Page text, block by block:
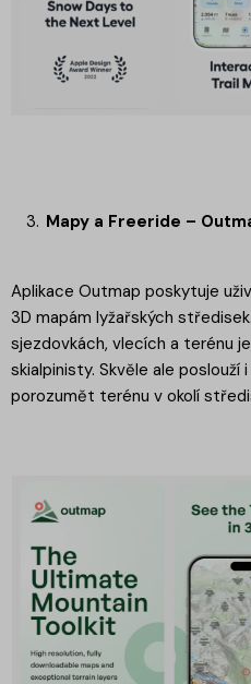
Mapy a Freeride –
Aplikace Outmap poskytuje
3D mapám lyžařských
sjezdovkách, vlecích a terénu
skialpinisty. Skvěle ale
porozumět terénu v okolí